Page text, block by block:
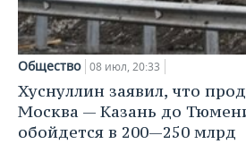
Общество 08 июл, 20:33
Хуснуллин заявил, что
Москва — Казань до
обойдется в 200—250 млрд